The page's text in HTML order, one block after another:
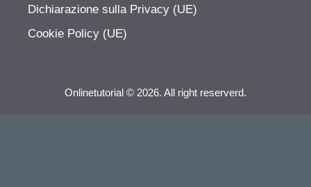
Dichiarazione sulla Privacy (UE)
Cookie Policy (UE)
Onlinetutorial © 2026. All right reserverd.